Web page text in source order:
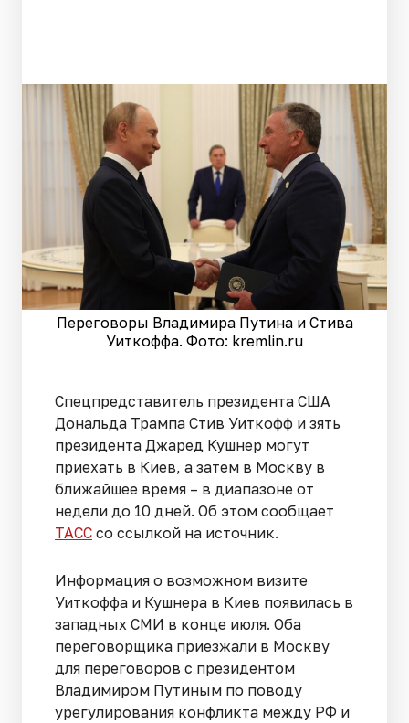
Переговоры Владимира Путина и Стива
Уиткоффа. Фото: kremlin.ru
Спецпредставитель президента США
Дональда Трампа Стив Уиткофф и зять
президента Джаред Кушнер могут
приехать в Киев, а затем в Москву в
ближайшее время – в диапазоне от
недели до 10 дней. Об этом сообщает
ТАСС со ссылкой на источник.
Информация о возможном визите
Уиткоффа и Кушнера в Киев появилась в
западных СМИ в конце июля. Оба
переговорщика приезжали в Москву
для переговоров с президентом
Владимиром Путиным по поводу
урегулирования конфликта между РФ и